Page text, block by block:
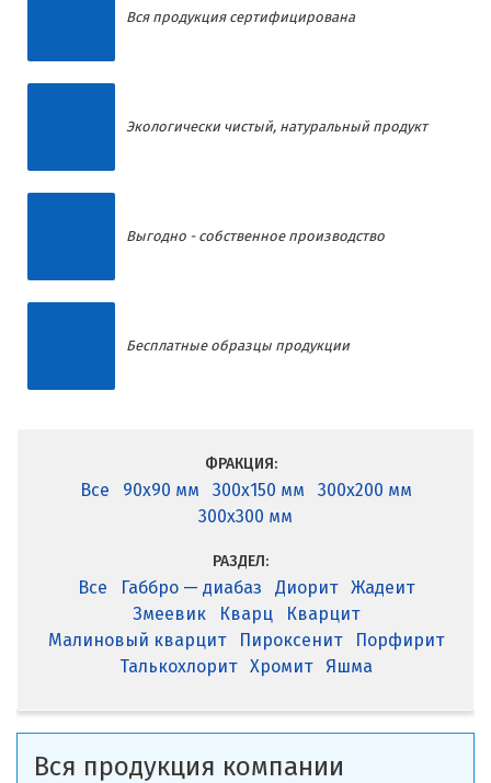
Вся продукция сертифицирована
Экологически чистый, натуральный продукт
Выгодно - собственное производство
Бесплатные образцы продукции
ФРАКЦИЯ:
Все 90x90 мм 300x150 мм
300x200 мм
300x300 мм
РАЗДЕЛ:
Все Габбро — диабаз Диорит
Жадеит
Змеевик
Кварц
Кварцит
Малиновый кварцит
Пироксенит
Порфирит
Талькохлорит
Хромит Яшма
Вся продукция компании